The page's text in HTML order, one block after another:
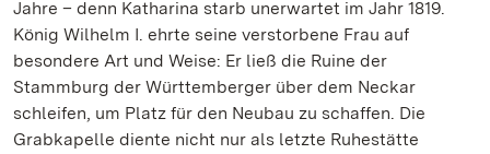
Jahre – denn Katharina starb unerwartet im Jahr 1819.
König Wilhelm I. ehrte seine verstorbene Frau auf
besondere Art und Weise: Er ließ die Ruine der
Stammburg der Württemberger über dem Neckar
schleifen, um Platz für den Neubau zu schaffen. Die
Grabkapelle diente nicht nur als letzte Ruhestätte